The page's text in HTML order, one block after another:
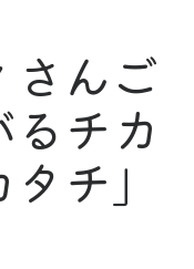
さんご
チカ
チ」